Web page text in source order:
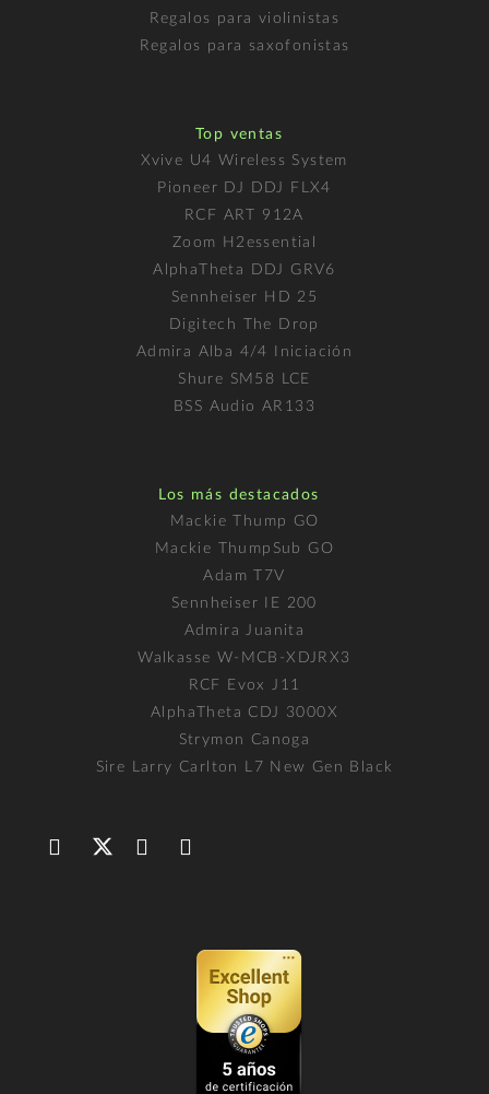
Regalos para violinistas
Regalos para saxofonistas
Top ventas
Xvive U4 Wireless System
Pioneer DJ DDJ FLX4
RCF ART 912A
Zoom H2essential
AlphaTheta DDJ GRV6
Sennheiser HD 25
Digitech The Drop
Admira Alba 4/4 Iniciación
Shure SM58 LCE
BSS Audio AR133
Los más destacados
Mackie Thump GO
Mackie ThumpSub GO
Adam T7V
Sennheiser IE 200
Admira Juanita
Walkasse W-MCB-XDJRX3
RCF Evox J11
AlphaTheta CDJ 3000X
Strymon Canoga
Sire Larry Carlton L7 New Gen Black